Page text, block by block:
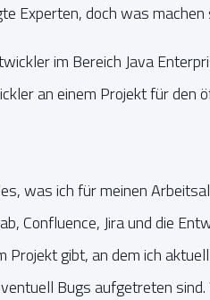
Experten, doch was
im Bereich Java
an einem Projekt für den
was ich für meinen
Confluence, Jira und die
gibt, an dem ich
Bugs aufgetreten sind.